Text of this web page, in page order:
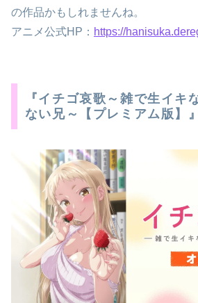
の作品かもしれませんね。
アニメ公式HP： https://
『イチゴ哀歌～雑で生イキ
ない兄～【プレミアム版】』